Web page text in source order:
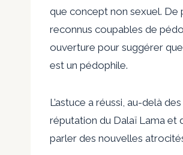
que concept non sexuel. De
reconnus coupables de
ouverture pour suggérer
est un pédophile.
L’astuce a réussi, au-delà
réputation du Dalaï Lama et
parler des nouvelles